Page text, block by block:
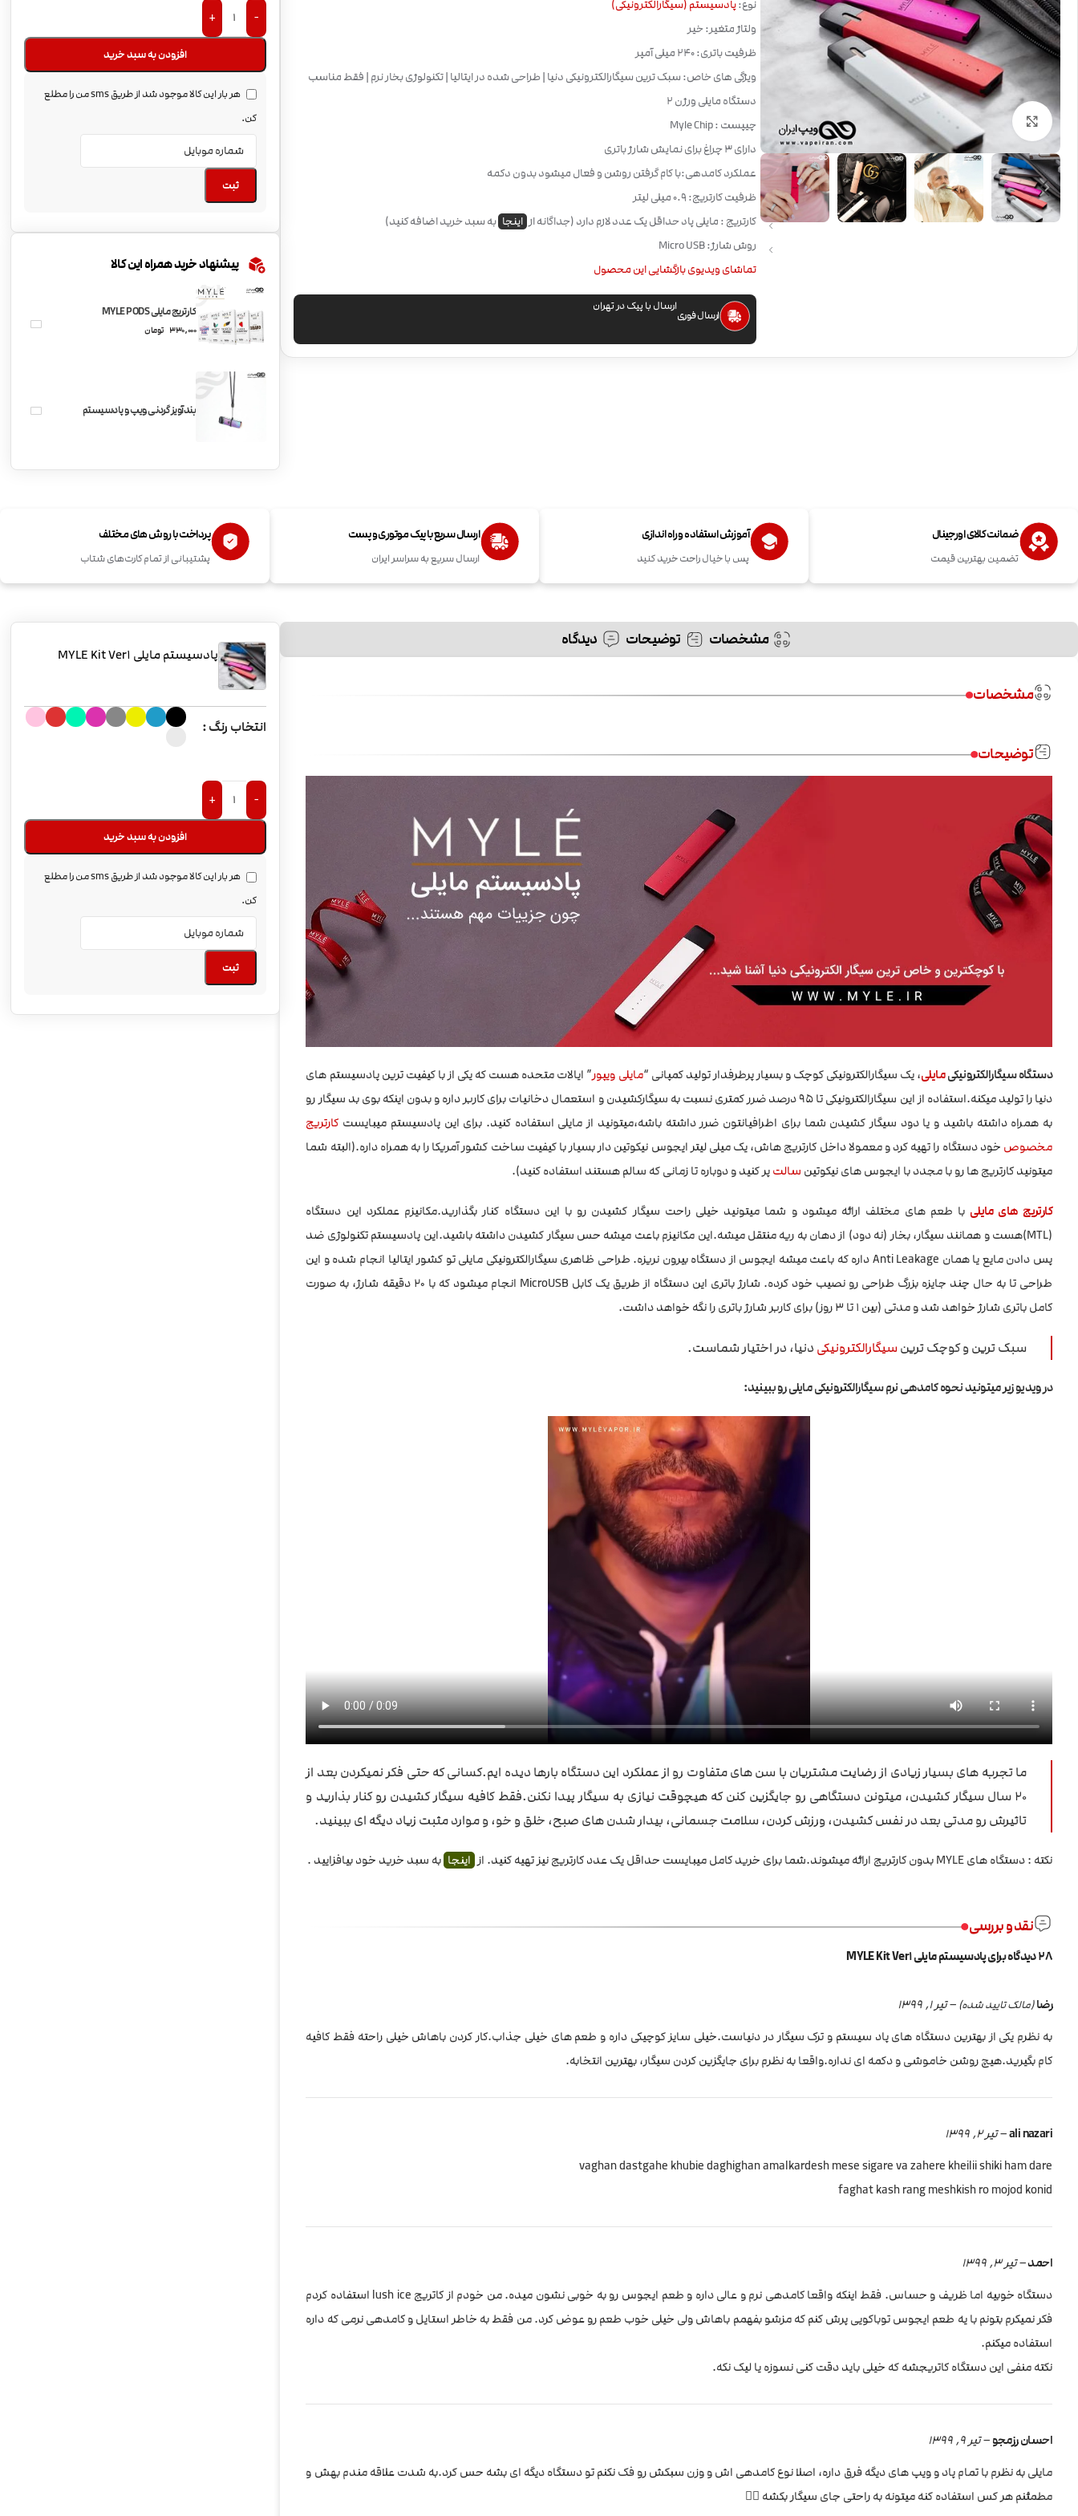
بزرگنمایی تصویر
نوع:پادسیستم (سیگارالکترونیکی)
ولتاژ متغیر: خیر
ظرفیت باتری: 240 میلی آمپر
ویژگی های خاص: سبک ترین سیگارالکترونیکی دنیا | طراحی شده در ایتالیا | تکنولوژی بخار نرم | فقط مناسب
دستگاه مایلی ورژن 2
چیپست : Myle Chip
دارای 3 چراغ برای نمایش شارژ باتری
عملکرد کامدهی:با کام گرفتن روشن و فعال میشود بدون دکمه
ظرفیت کارتریج: 0.9 میلی لیتر
کارتریج : مایلی پاد حداقل یک عدد لازم دارد (جداگانه از اینجا به سبد خرید اضافه کنید)
روش شارژ: Micro USB
تماشای ویدیوی بازگشایی این محصول
ارسال فوری
ارسال با پیک در تهران
-
+
افزودن به سبد خرید
هر بار این کالا موجود شد از طریق sms من را مطلع
کن.
ثبت
پیشنهاد خرید همراه این کالا
کارتریج مایلی MYLE PODS
330,000 تومان
بندآویز گردنی ویپ و پادسیستم
ضمانت کالای اورجینال
تضمین بهترین قیمت
آموزش استفاده و راه اندازی
پس با خیال راحت خرید کنید
ارسال سریع با پیک موتوری و پست
ارسال سریع به سراسر ایران
پرداخت با روش های مختلف
پشتیبانی از تمام کارت‌های شتاب
مشخصات توضیحات دیدگاه
مشخصات
توضیحات
دستگاه سیگارالکترونیکیمایلی، یک سیگارالکترونیکی کوچک و بسیار پرطرفدار تولید کمپانی “مایلی ویپور” ایالات متحده هست که یکی از با کیفیت ترین پادسیستم های
دنیا را تولید میکنه.استفاده از این سیگارالکترونیکی تا 95 درصد ضرر کمتری نسبت به سیگارکشیدن و استعمال دخانیات برای کاربر داره و بدون اینکه بوی بد سیگار رو
به همراه داشته باشید و یا دود سیگار کشیدن شما برای اطرافیانتون ضرر داشته باشه،میتونید از مایلی استفاده کنید. برای این پادسیستم میبایست کارتریج
مخصوص خود دستگاه را تهیه کرد و معمولا داخل کارتریج هاش، یک میلی لیتر ایجوس نیکوتین دار بسیار با کیفیت ساخت کشور آمریکا را به همراه داره.(البته شما
میتونید کارتریج ها رو با مجدد با ایجوس های نیکوتین سالتپر کنید و دوباره تا زمانی که سالم هستند استفاده کنید).
کارتریج های مایلی با طعم های مختلف ارائه میشود و شما میتونید خیلی راحت سیگار کشیدن رو با این دستگاه کنار بگذارید.مکانیزم عملکرد این دستگاه
(MTL)هست و همانند سیگار، بخار (نه دود) از دهان به ریه منتقل میشه.این مکانیزم باعث میشه حس سیگار کشیدن داشته باشید.این پادسیستم تکنولوژی ضد
پس دادن مایع یا همان Anti Leakage داره که باعث میشه ایجوس از دستگاه بیرون نریزه. طراحی ظاهری سیگارالکترونیکی مایلی تو کشور ایتالیا انجام شده و این
طراحی تا به حال چند جایزه بزرگ طراحی رو نصیب خود کرده. شارژ باتری این دستگاه از طریق یک کابل MicroUSB انجام میشود که با 20 دقیقه شارژ، به صورت
کامل باتری شارژ خواهد شد و مدتی (بین 1 تا 3 روز) برای کاربر شارژ باتری را نگه خواهد داشت.
سبک ترین و کوچک ترینسیگارالکترونیکی دنیا، در اختیار شماست.
در ویدیو زیر میتونید نحوه کامدهی نرم سیگارالکترونیکی مایلی رو ببینید:
ما تجربه های بسیار زیادی از رضایت مشتریان با سن های متفاوت رو از عملکرد این دستگاه بارها دیده ایم.کسانی که حتی فکر نمیکردن بعد از
20 سال سیگار کشیدن، میتونن دستگاهی رو جایگزین کنن که هیچوقت نیازی به سیگار پیدا نکنن.فقط کافیه سیگار کشیدن رو کنار بذارید و
تاثیرش رو مدتی بعد در نفس کشیدن، ورزش کردن، سلامت جسمانی، بیدار شدن های صبح، خلق و خو، و موارد مثبت زیاد دیگه ای ببینید.
نکته : دستگاه های MYLE بدون کارتریج ارائه میشوند.شما برای خرید کامل میبایست حداقل یک عدد کارتریج نیز تهیه کنید. از اینجا به سبد خرید خود بیافزایید .
نقد و بررسی
28 دیدگاه برای پادسیستم مایلی MYLE Kit Ver1
رضا(مالک تایید شده) –تیر 1, 1399
به نظرم یکی از بهترین دستگاه های پاد سیستم و ترک سیگار در دنیاست.خیلی سایز کوچیکی داره و طعم های خیلی جذاب.کار کردن باهاش خیلی راحته فقط کافیه
کام بگیرید.هیچ روشن خاموشی و دکمه ای نداره.واقعا به نظرم برای جایگزین کردن سیگار، بهترین انتخابه.
ali nazari
–تیر 2, 1399
vaghan dastgahe khubie daghighan amalkardesh mese sigare va zahere kheilii shiki ham dare
faghat kash rang meshkish ro mojod konid
احمد– تیر 3, 1399
دستگاه خوبیه اما ظریف و حساس. فقط اینکه واقعا کامدهی نرم و عالی داره و طعم ایجوس رو به خوبی نشون میده. من خودم از کاتریج lush ice استفاده کردم
فکر نمیکرم بتونم با یه طعم ایجوس توباکویی پرش کنم که مزشو بفهمم باهاش ولی خیلی خوب طعم رو عوض کرد. من فقط به خاطر استایل و کامدهی نرمی که داره
استفاده میکنم.
نکته منفی این دستگاه کاتریجشه که خیلی باید دقت کنی نسوزه یا لیک نکه.
احسان رزمجو– تیر 9, 1399
مایلی به نظرم با تمام پاد و ویپ های دیگه فرق داره، اصلا نوع کامدهی اش و وزن سبکش رو فک نکنم تو دستگاه دیگه ای بشه حس کرد.به شدت علاقه مندم بهش و
مطمئنم هر کس استفاده کنه میتونه به راحتی جای سیگار بکشه 👌🏻
پادسیستم مایلی MYLE Kit Ver1
انتخاب رنگ
-
+
افزودن به سبد خرید
هر بار این کالا موجود شد از طریق sms من را مطلع
کن.
ثبت